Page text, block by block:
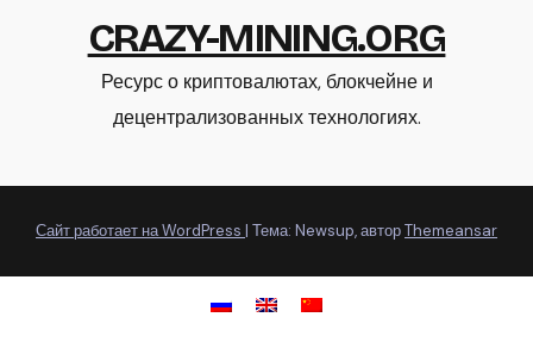
CRAZY-MINING.ORG
Ресурс о криптовалютах, блокчейне и
децентрализованных технологиях.
Сайт работает на WordPress | Тема: Newsup, авторThemeansar